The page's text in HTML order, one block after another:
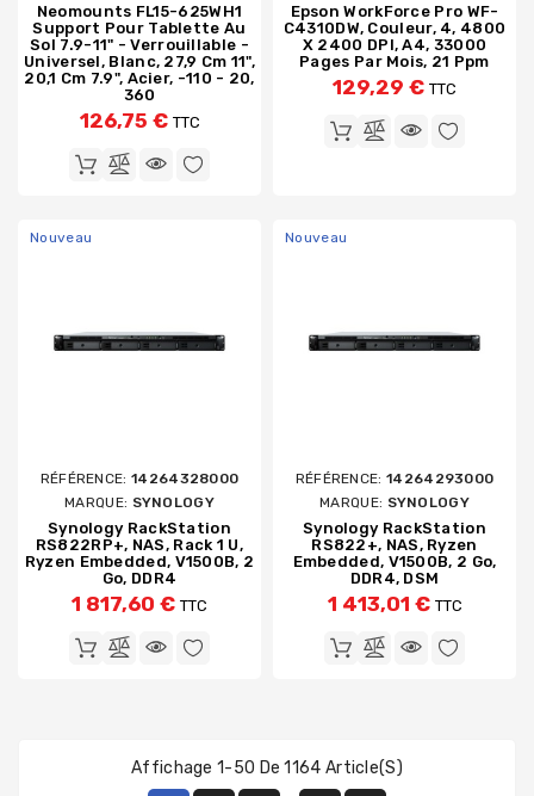
Neomounts FL15-625WH1
Support Pour Tablette Au
Sol 7.9-11" - Verrouillable -
Universel, Blanc, 27,9 Cm 11",
20,1 Cm 7.9", Acier, -110 - 20,
360
126,75 € TTC
Epson WorkForce Pro WF-
C4310DW, Couleur, 4, 4800
X 2400 DPI, A4, 33000
Pages Par Mois, 21 Ppm
129,29 € TTC
Nouveau
RÉFÉRENCE: 14264328000
MARQUE: SYNOLOGY
Synology RackStation
RS822RP+, NAS, Rack 1 U,
Ryzen Embedded, V1500B, 2
Go, DDR4
1 817,60 € TTC
Nouveau
RÉFÉRENCE: 14264293000
MARQUE: SYNOLOGY
Synology RackStation
RS822+, NAS, Ryzen
Embedded, V1500B, 2 Go,
DDR4, DSM
1 413,01 € TTC
Affichage 1-50 De 1164 Article(s)